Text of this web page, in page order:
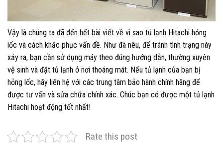
Vậy là chúng ta đã đến hết bài viết về vì sao tủ lạnh Hitachi hỏng
lốc và cách khắc phục vấn đề. Như đã nêu, để tránh tình trạng này
xảy ra, bạn cần sử dụng máy theo đúng hướng dẫn, thường xuyên
vệ sinh và đặt tủ lạnh ở nơi thoáng mát. Nếu tủ lạnh của bạn bị
hỏng lốc, hãy liên hệ với các trung tâm bảo hành chính hãng để
được tư vấn và sửa chữa chính xác. Chúc bạn có được một tủ lạnh
Hitachi hoạt động tốt nhất!
Rate this post